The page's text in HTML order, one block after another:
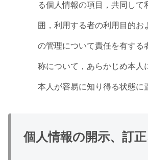
る個人情報の項目，共同して
囲，利用する者の利用目的お
の管理について責任を有する
称について，あらかじめ本人
本人が容易に知り得る状態に
個人情報の開示、訂